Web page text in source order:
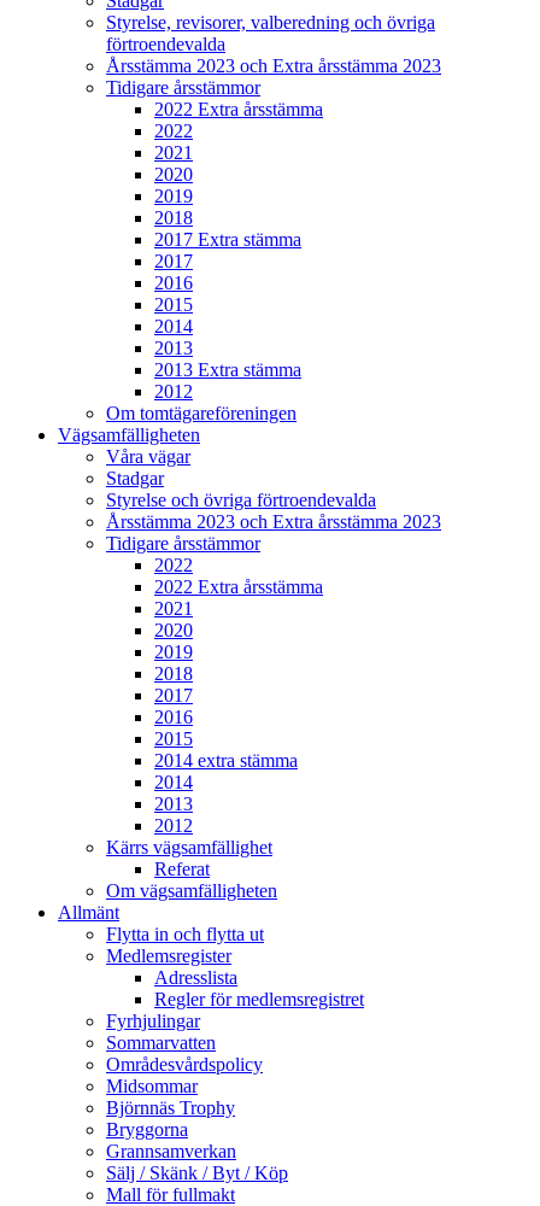
Styrelse, revisorer, valberedning och övriga
förtroendevalda
Årsstämma 2023 och Extra årsstämma 2023
Tidigare årsstämmor
2022 Extra årsstämma
2022
2021
2020
2019
2018
2017 Extra stämma
2017
2016
2015
2014
2013
2013 Extra stämma
2012
Om tomtägareföreningen
Vägsamfälligheten
Våra vägar
Stadgar
Styrelse och övriga förtroendevalda
Årsstämma 2023 och Extra årsstämma 2023
Tidigare årsstämmor
2022
2022 Extra årsstämma
2021
2020
2019
2018
2017
2016
2015
2014 extra stämma
2014
2013
2012
Kärrs vägsamfällighet
Referat
Om vägsamfälligheten
Allmänt
Flytta in och flytta ut
Medlemsregister
Adresslista
Regler för medlemsregistret
Fyrhjulingar
Sommarvatten
Områdesvårdspolicy
Midsommar
Björnnäs Trophy
Bryggorna
Grannsamverkan
Sälj / Skänk / Byt / Köp
Mall för fullmakt